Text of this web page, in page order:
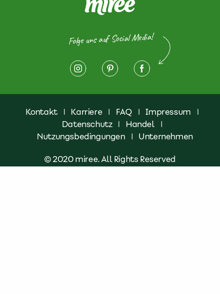
Folge uns auf Social Media!
Kontakt | Karriere | FAQ | Impressum
|
Datenschutz | Handel
|
Nutzungsbedingungen
| Unternehmen
© 2020 miree. All Rights Reserved